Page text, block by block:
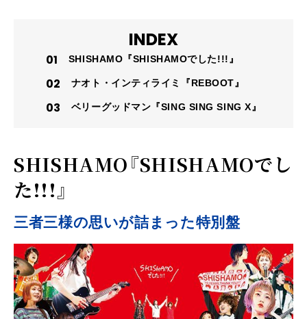
INDEX
SHISHAMO『SHISHAMOでした!!!』
ナオト・インティライミ『REBOOT』
ベリーグッドマン『SING SING SING X』
SHISHAMO『SHISHAMOでし
た!!!』
三者三様の思いが詰まった特別盤